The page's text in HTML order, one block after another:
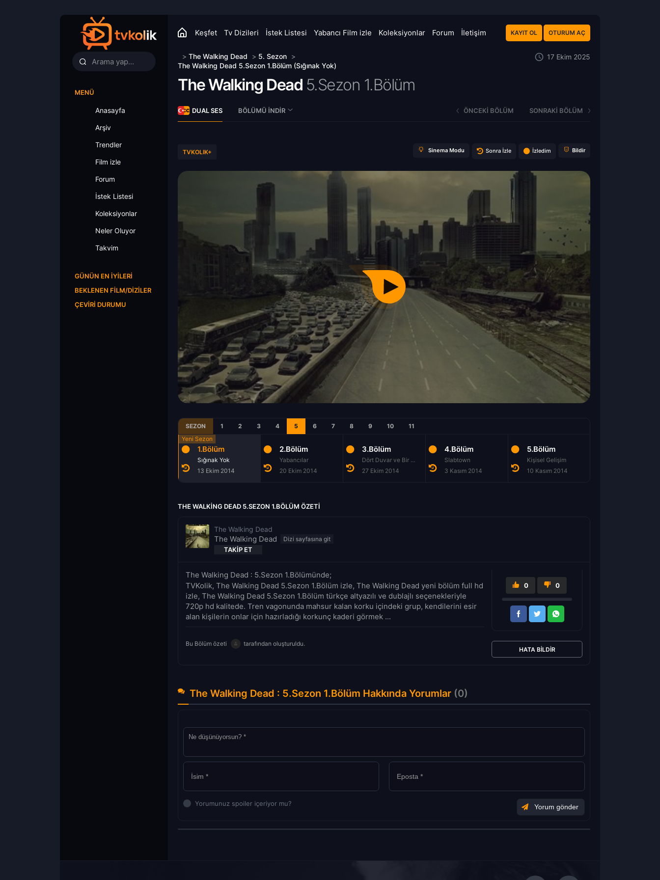
Keşfet Tv Dizileri İstek Listesi Yabancı Film izle Koleksiyonlar Forum İletişim KAYIT OL OTURUM AÇ
MENÜ
Anasayfa
Arşiv
Trendler
Film izle
Forum
İstek Listesi
Koleksiyonlar
Neler Oluyor
Takvim
GÜNÜN EN İYILERI
BEKLENEN FILM/DIZILER
ÇEVIRI DURUMU
> The Walking Dead > 5. Sezon >
The Walking Dead 5.Sezon 1.Bölüm (Sığınak Yok)
17 Ekim 2025
The Walking Dead 5.Sezon 1.Bölüm
DUAL SES BÖLÜMÜ İNDIR ÖNCEKI BÖLÜM SONRAKI BÖLÜM
TVKOLIK+ Sinema Modu Sonra İzle İzledim Bildir
SEZON 1 2 3 4 5 6 7 8 9 10 11
1.Bölüm
Sığınak Yok
13 Ekim 2014
2.Bölüm
Yabancılar
20 Ekim 2014
3.Bölüm
Dört Duvar ve Bir Çatı
27 Ekim 2014
4.Bölüm
Slabtown
3 Kasım 2014
5.Bölüm
Kişisel Gelişim
10 Kasım 2014
THE WALKING DEAD 5.SEZON 1.BÖLÜM ÖZETI
The Walking Dead
The Walking Dead
TAKIP ET
The Walking Dead : 5.Sezon 1.Bölümünde;
TVKolik, The Walking Dead 5.Sezon 1.Bölüm izle, The Walking Dead yeni bölüm full hd
izle, The Walking Dead 5.Sezon 1.Bölüm türkçe altyazılı ve dublajlı seçenekleriyle
720p hd kalitede. Tren vagonunda mahsur kalan korku içindeki grup, kendilerini esir
alan kişilerin onlar için hazırladığı korkunç kaderi görmek ...
Bu Bölüm özeti tarafından oluşturuldu.
0 0
HATA BILDIR
The Walking Dead : 5.Sezon 1.Bölüm Hakkında Yorumlar (0)
Yorumunuz spoiler içeriyor mu?